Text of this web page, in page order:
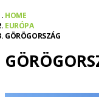
HOME
EURÓPA
GÖRÖGORSZÁG